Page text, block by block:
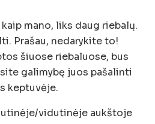
mano, liks daug riebalų.
Prašau, nedarykite to!
šiuose riebaluose, bus
galimybę juos pašalinti
keptuvėje.
vidutinėje aukštoje